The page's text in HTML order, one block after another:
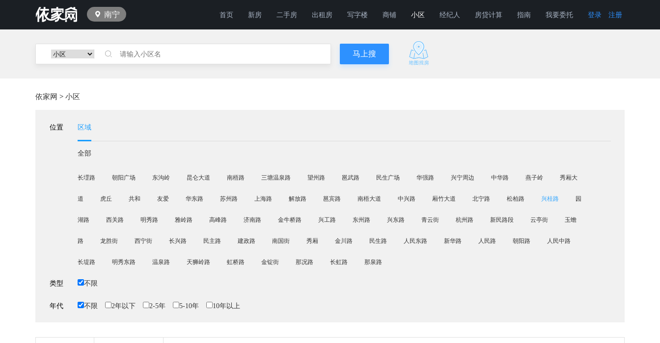
南宁 登录 注册
首页 新房 二手房 出租房 写字楼 商铺 小区 经纪人 房贷计算 指南 我要委托
依家网 > 小区
位置 区域
全部
长堽路 朝阳广场 东沟岭 昆仑大道 南梧路 三塘温泉路 望州路 邕武路 民生广场 华强路 兴宁周边 中华路 燕子岭 秀厢大
道 虎丘 共和 友爱 华东路 苏州路 上海路 解放路 邕宾路 南梧大道 中兴路 厢竹大道 北宁路 松柏路 兴桂路 园
湖路 西关路 明秀路 雅岭路 高峰路 济南路 金牛桥路 兴工路 东州路 兴东路 青云街 杭州路 新民路段 云亭街 玉蟾
路 龙胜街 西宁街 长兴路 民主路 建政路 南国街 秀厢 金川路 民生路 人民东路 新华路 人民路 朝阳路 人民中路
长堤路 明秀东路 温泉路 天狮岭路 虹桥路 金锭街 那况路 长虹路 那泉路
类型 不限
年代 不限 2年以下 2-5年 5-10年 10年以上